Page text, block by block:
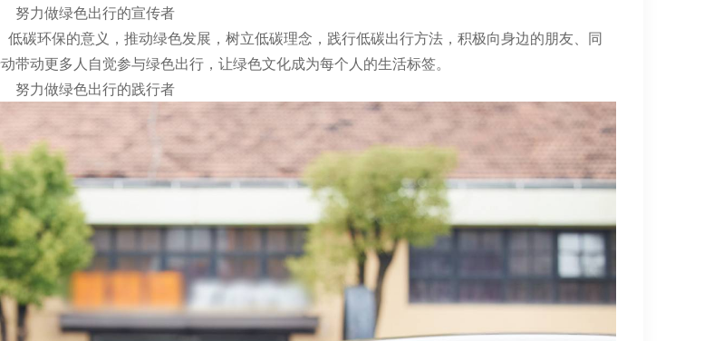
努力做绿色出行的宣传者
碳环保的意义，推动绿色发展，树立低碳理念，践行低碳出行方法，积极向身边的朋友、同
带动更多人自觉参与绿色出行，让绿色文化成为每个人的生活标签。
努力做绿色出行的践行者